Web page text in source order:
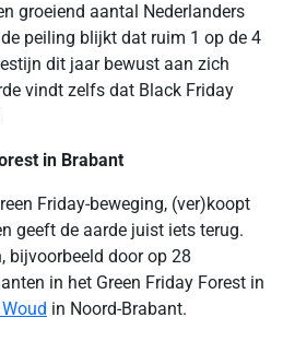
groeiend aantal Nederlanders
peiling blijkt dat ruim 1 op de 4
dit jaar bewust aan zich
vindt zelfs dat Black Friday
in Brabant
Friday-beweging, (ver)koopt
geeft de aarde juist iets terug.
bijvoorbeeld door op 28
in het Green Friday Forest in
in Noord-Brabant.